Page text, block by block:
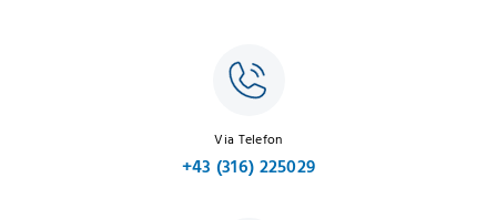
Via Telefon
+43 (316) 225029